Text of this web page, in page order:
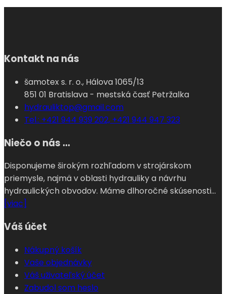
Kontakt na nás
šamotex s. r. o., Hálova 1065/13
851 01 Bratislava - mestská časť Petržalka
hydrauliktop@gmail.com
Tel.: +421 944 939 202, +421 944 947 323
Niečo o nás ...
Disponujeme širokým rozhľadom v strojárskom
priemysle, najmä v oblasti hydrauliky a návrhu
hydraulických obvodov. Máme dlhoročné skúsenosti...
[viac]
Váš účet
Nákupný košík
Vaše objednávky
Váš uživateľský účet
Zabudol som heslo